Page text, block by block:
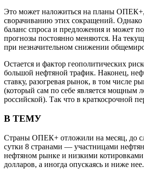
Это может наложиться на планы ОПЕК+,
сворачиванию этих сокращений. Однако
баланс спроса и предложения и может
прогнозы постоянно меняются. На
при незначительном снижении
Остается и фактор геополитических
большой нефтяной трафик. Наконец,
ставку, разогревая рынок, в том числе
(который сам по себе является мощным
российской). Так что в краткосрочной
В ТЕМУ
Страны ОПЕК+ отложили на месяц, до
сутки 8 странами — участницами
нефтяном рынке и низкими котировками
долларов, а иногда опускаясь и ниже нее.